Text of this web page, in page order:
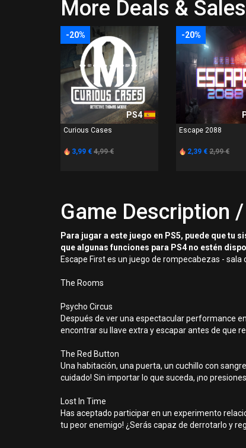
More Deals &
-20%
PS4
Curious Cases
3,99 € 4,99 €
-20%
Escape 2088
2,39 € 2,99 €
Game Description
Para jugar a este juego en PS5, puede que tu
que algunas funciones para PS4 no estén
Escape First es un juego de rompecabezas -
The Rooms
Psycho Circus
Después de ver una espectacular performance
encontrar su llave extra y escapar antes de que
The Red Button
Una habitación, una puerta, un cuchillo con
cuidado! Sin importar lo que suceda, ¡no
Lost In Time
Has aceptado participar en un experimento
tu peor enemigo! ¿Serás capaz de derrotarlo y